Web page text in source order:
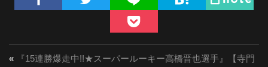
«
『15連勝爆走中!!★スーパールーキー高橋晋也選手』【寺門